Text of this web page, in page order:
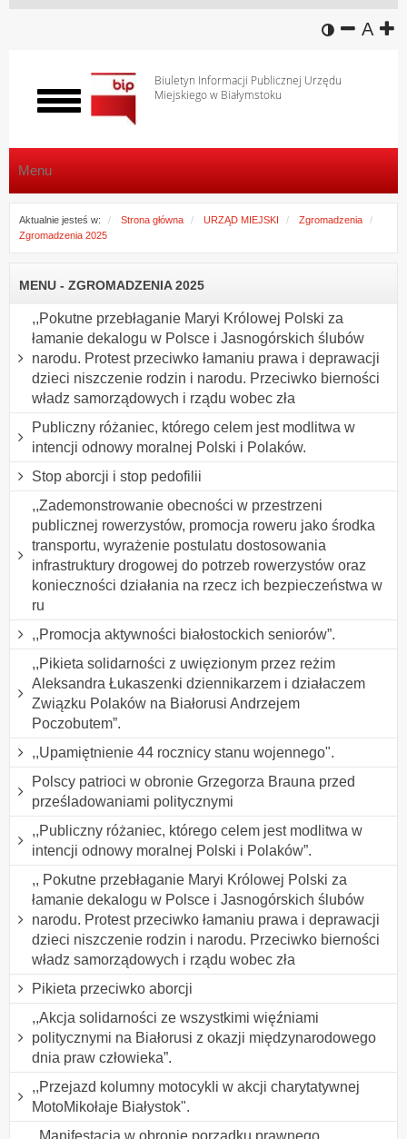
wersja
A
Biuletyn Informacji Publicznej Urzędu
Miejskiego w Białymstoku
Włącz
menu
Menu
Aktualnie jesteś w: Strona główna URZĄD MIEJSKI
Zgromadzenia
Zgromadzenia 2025
MENU - ZGROMADZENIA 2025
,,Pokutne przebłaganie Maryi Królowej Polski za
łamanie dekalogu w Polsce i Jasnogórskich ślubów
narodu. Protest przeciwko łamaniu prawa i deprawacji
dzieci niszczenie rodzin i narodu. Przeciwko bierności
władz samorządowych i rządu wobec zła
Publiczny różaniec, którego celem jest modlitwa w
intencji odnowy moralnej Polski i Polaków.
Stop aborcji i stop pedofilii
,,Zademonstrowanie obecności w przestrzeni
publicznej rowerzystów, promocja roweru jako środka
transportu, wyrażenie postulatu dostosowania
infrastruktury drogowej do potrzeb rowerzystów oraz
konieczności działania na rzecz ich bezpieczeństwa w
ru
,,Promocja aktywności białostockich seniorów”.
,,Pikieta solidarności z uwięzionym przez reżim
Aleksandra Łukaszenki dziennikarzem i działaczem
Związku Polaków na Białorusi Andrzejem
Poczobutem”.
,,Upamiętnienie 44 rocznicy stanu wojennego".
Polscy patrioci w obronie Grzegorza Brauna przed
prześladowaniami politycznymi
,,Publiczny różaniec, którego celem jest modlitwa w
intencji odnowy moralnej Polski i Polaków”.
,, Pokutne przebłaganie Maryi Królowej Polski za
łamanie dekalogu w Polsce i Jasnogórskich ślubów
narodu. Protest przeciwko łamaniu prawa i deprawacji
dzieci niszczenie rodzin i narodu. Przeciwko bierności
władz samorządowych i rządu wobec zła
Pikieta przeciwko aborcji
,,Akcja solidarności ze wszystkimi więźniami
politycznymi na Białorusi z okazji międzynarodowego
dnia praw człowieka”.
,,Przejazd kolumny motocykli w akcji charytatywnej
MotoMikołaje Białystok".
,,Manifestacja w obronie porządku prawnego